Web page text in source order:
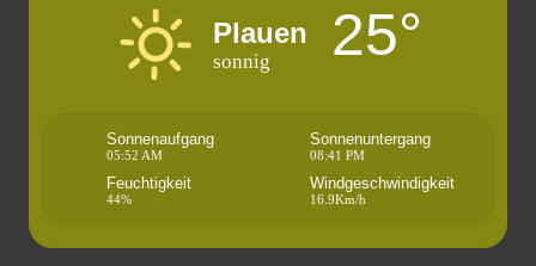
Plauen
sonnig 25°
Sonnenaufgang
05:52 AM
Sonnenuntergang
08:41 PM
Feuchtigkeit
44%
Windgeschwindigkeit
16.9Km/h